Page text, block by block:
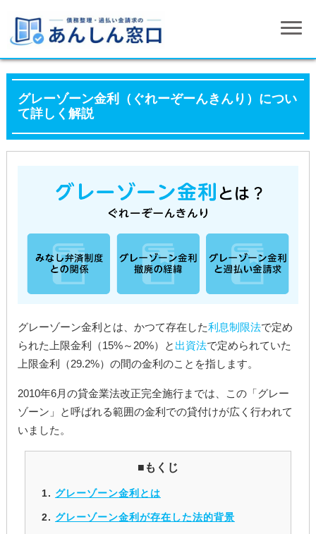
グレーゾーン金利（ぐれーぞーんきんり）につい
て詳しく解説
グレーゾーン金利とは、かつて存在した利息制限法で定め
られた上限金利（15%～20%）と 出資法で定められていた
上限金利（29.2%）の間の金利のことを指します。
2010年6月の貸金業法改正完全施行までは、この「グレー
ゾーン」と呼ばれる範囲の金利での貸付けが広く行われて
いました。
■もくじ
グレーゾーン金利とは
グレーゾーン金利が存在した法的背景